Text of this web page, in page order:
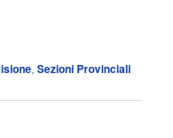
,Sezioni Provinciali